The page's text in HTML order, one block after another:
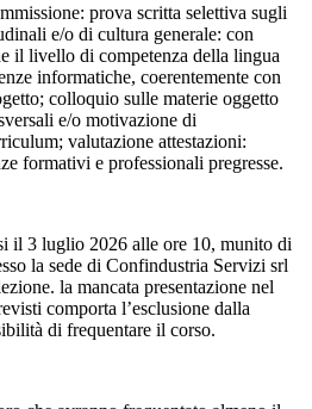
prova scritta selettiva sugli
e/o di cultura generale: con
il livello di competenza della lingua
informatiche, coerentemente con
colloquio sulle materie oggetto
e/o motivazione di
valutazione attestazioni:
formativi e professionali pregresse.
il 3 luglio 2026 alle ore 10, munito di
la sede di Confindustria Servizi srl
la mancata presentazione nel
comporta l’esclusione dalla
di frequentare il corso.